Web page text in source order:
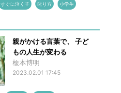
すぐに泣く子 叱り方 小学生
親がかける言葉で、 子ど
もの人生が変わる
榎本博明
2023.02.01 17:45